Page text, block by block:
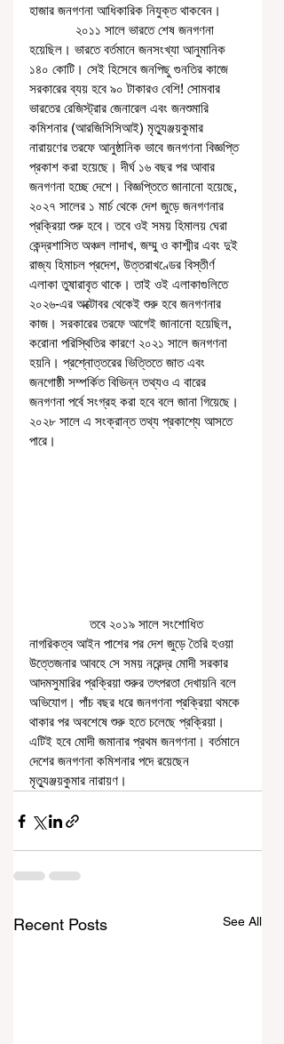
হাজার জনগণনা আধিকারিক নিযুক্ত থাকবেন।
হয়েছিল। ভারতে বর্তমানে জনসংখ্যা আনুমানিক
১৪০ কোটি। সেই হিসেবে জনপিছু গুনতির কাজে
সরকারের ব্যয় হবে ৯০ টাকারও বেশি! সোমবার
ভারতের রেজিস্ট্রার জেনারেল এবং জনশুমারি
কমিশনার (আরজিসিসিআই) মৃত্যুঞ্জয়কুমার
নারায়ণের তরফে আনুষ্ঠানিক ভাবে জনগণনা বিজ্ঞপ্তি
প্রকাশ করা হয়েছে। দীর্ঘ ১৬ বছর পর আবার
জনগণনা হচ্ছে দেশে। বিজ্ঞপ্তিতে জানানো হয়েছে,
২০২৭ সালের ১ মার্চ থেকে দেশ জুড়ে জনগণনার
প্রক্রিয়া শুরু হবে। তবে ওই সময় হিমালয় ঘেরা
কেন্দ্রশাসিত অঞ্চল লাদাখ, জম্মু ও কাশ্মীর এবং দুই
রাজ্য হিমাচল প্রদেশ, উত্তরাখণ্ডের বিস্তীর্ণ
এলাকা তুষারাবৃত থাকে। তাই ওই এলাকাগুলিতে
২০২৬-এর অক্টোবর থেকেই শুরু হবে জনগণনার
কাজ। সরকারের তরফে আগেই জানানো হয়েছিল,
করোনা পরিস্থিতির কারণে ২০২১ সালে জনগণনা
হয়নি। প্রশ্নোত্তরের ভিত্তিতে জাত এবং
জনগোষ্ঠী সম্পর্কিত বিভিন্ন তথ্যও এ বারের
জনগণনা পর্বে সংগ্রহ করা হবে বলে জানা গিয়েছে।
২০২৮ সালে এ সংক্রান্ত তথ্য প্রকাশ্যে আসতে
পারে।
                 তবে ২০১৯ সালে সংশোধিত
নাগরিকত্ব আইন পাশের পর দেশ জুড়ে তৈরি হওয়া
উত্তেজনার আবহে সে সময় নরেন্দ্র মোদী সরকার
আদমসুমারির প্রক্রিয়া শুরুর তৎপরতা দেখায়নি বলে
অভিযোগ। পাঁচ বছর ধরে জনগণনা প্রক্রিয়া থমকে
থাকার পর অবশেষে শুরু হতে চলেছে প্রক্রিয়া।
এটিই হবে মোদী জমানার প্রথম জনগণনা। বর্তমানে
দেশের জনগণনা কমিশনার পদে রয়েছেন
মৃত্যুঞ্জয়কুমার নারায়ণ।
Recent Posts See All